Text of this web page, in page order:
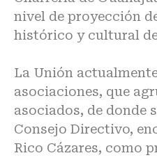
nivel de proyección
histórico y cultural
La Unión
asociaciones, que
asociados, de donde
Consejo Directivo,
Rico Cázares, como